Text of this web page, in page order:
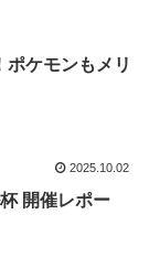
ポケモンもメリ
2025.10.02
開催レポー